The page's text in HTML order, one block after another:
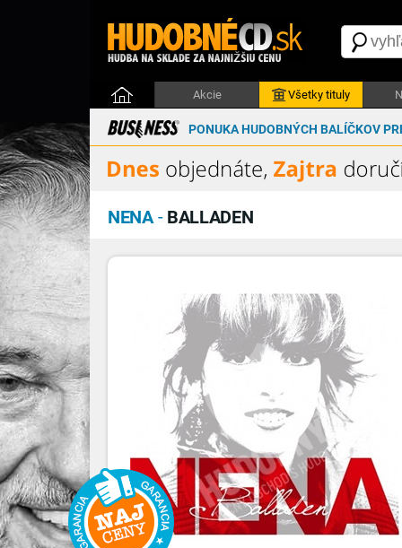
Akcie Všetky tituly
PONUKA HUDOBNÝCH BALÍČKOV
NENA- BALLADEN